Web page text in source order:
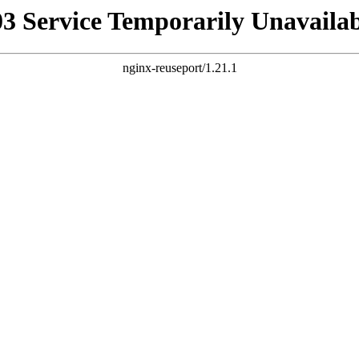
Service Temporarily
nginx-reuseport/1.21.1